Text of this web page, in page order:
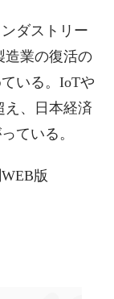
ダストリー
造業の復活の
いる。IoTや
え、日本経済
ている。
版